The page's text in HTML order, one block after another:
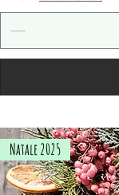
Natale 2025